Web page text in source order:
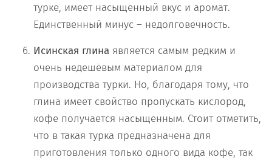
турке, имеет насыщенный вкус и аромат.
Единственный минус – недолговечность.
Исинская глина является самым редким и
очень недешёвым материалом для
производства турки. Но, благодаря тому, что
глина имеет свойство пропускать кислород,
кофе получается насыщенным. Стоит отметить,
что в такая турка предназначена для
приготовления только одного вида кофе, так